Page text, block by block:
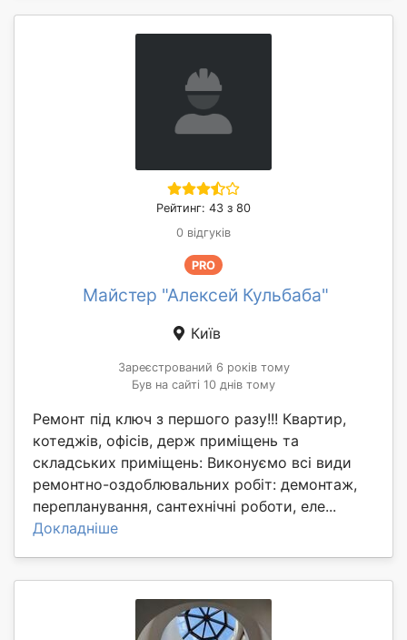
Рейтинг: 43 з 80
0 відгуків
PRO
Майстер "Алексей Кульбаба"
Київ
Зареєстрований 6 років тому
Був на сайті 10 днів тому
Ремонт під ключ з першого разу!!! Квартир,
котеджів, офісів, держ приміщень та
складських приміщень: Виконуємо всі види
ремонтно-оздоблювальних робіт: демонтаж,
перепланування, сантехнічні роботи, еле...
Докладніше